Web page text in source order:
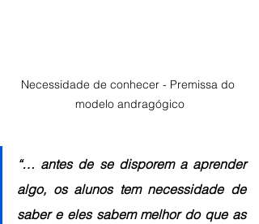
Necessidade de conhecer - Premissa do
modelo andragógico
“… antes de se disporem a aprender
algo, os alunos tem necessidade de
saber e eles sabem melhor do que as